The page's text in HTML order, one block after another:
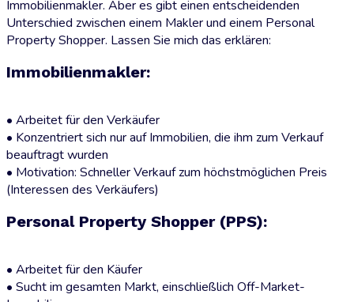
Immobilienmakler. Aber es gibt einen entscheidenden
Unterschied zwischen einem Makler und einem Personal
Property Shopper. Lassen Sie mich das erklären:
Immobilienmakler:
• Arbeitet für den Verkäufer
• Konzentriert sich nur auf Immobilien, die ihm zum Verkauf
beauftragt wurden
• Motivation: Schneller Verkauf zum höchstmöglichen Preis
(Interessen des Verkäufers)
Personal Property Shopper (PPS):
• Arbeitet für den Käufer
• Sucht im gesamten Markt, einschließlich Off-Market-